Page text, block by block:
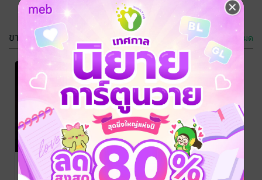
Fictionverse
Project:
Anthology of
Original
Universe Set 0
Introduction
SpeculativeFictionWriter-
TSF
Thecardfighter/Thegundam/RetaleUniverse
รวมเรื่องสั้น
No Rating
World of
Fiction
Project:Fiction
Warrior
Season 0
SpeculativeFictionWriter-
TSF/
Thecardfighter/Thegundam/RetaleUniverse
นิยายแฟนตาซี
2 Rating
ขายดี ดูทั้งหมด
Prelude to
Universal